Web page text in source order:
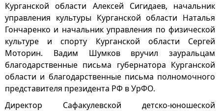
Курганской области Алексей Сигидаев, начальник
управления культуры Курганской области Наталья
Гончаренко и начальник управления по физической
культуре и спорту Курганской области Сергей
Моторин. Вадим Шумков вручил зауральцам
благодарственные письма губернатора Курганской
области и благодарственные письма полномочного
представителя президента РФ в УрФО.
Директор Сафакулевской детско-юношеской